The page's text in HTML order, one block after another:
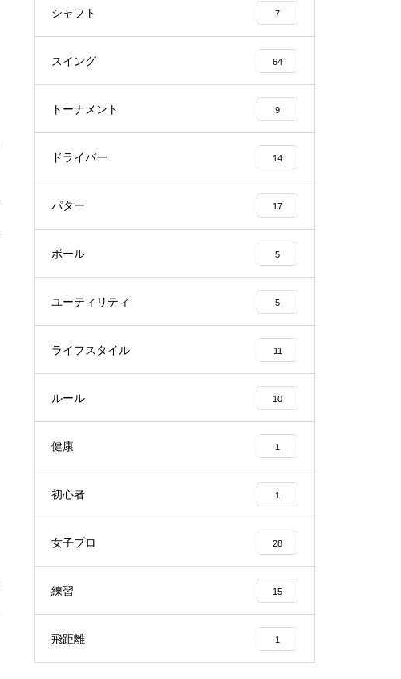
シャフト 7
スイング 64
トーナメント 9
ドライバー 14
パター 17
ボール 5
ユーティリティ 5
ライフスタイル 11
ルール 10
健康 1
初心者 1
女子プロ 28
練習 15
飛距離 1